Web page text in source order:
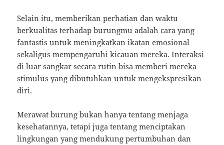
Selain itu, memberikan perhatian dan waktu
berkualitas terhadap burungmu adalah cara yang
fantastis untuk meningkatkan ikatan emosional
sekaligus mempengaruhi kicauan mereka. Interaksi
di luar sangkar secara rutin bisa memberi mereka
stimulus yang dibutuhkan untuk mengekspresikan
diri.
Merawat burung bukan hanya tentang menjaga
kesehatannya, tetapi juga tentang menciptakan
lingkungan yang mendukung pertumbuhan dan